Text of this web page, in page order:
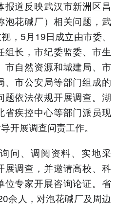
道反映武汉市新洲区昌
泡花碱厂）相关问题，武
，5月19日成立由市委、
长，市纪委监委、市生
市自然资源和城建局、市
、市公安局等部门组成的
题依法依规开展调查。湖
省疾控中心等部门派员现
开展调查问责工作。
问、调阅资料、实地采
展调查，并邀请高校、科
位专家开展咨询论证。省
余人，对泡花碱厂及周边